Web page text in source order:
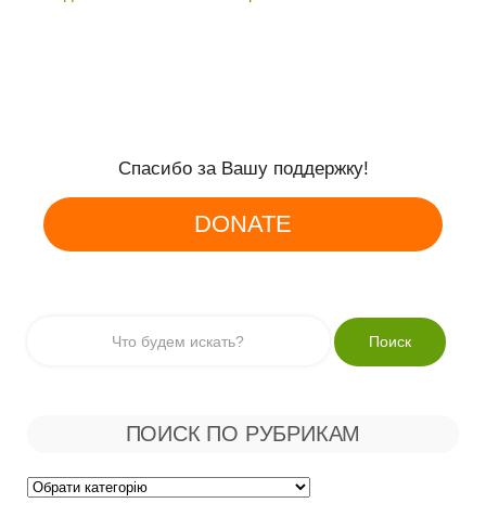
Спасибо за Вашу поддержку!
DONATE
ПОИСК ПО РУБРИКАМ
Поиск